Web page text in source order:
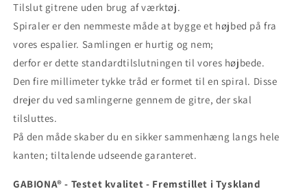
Tilslut gitrene uden brug af værktøj.
Spiraler er den nemmeste måde at bygge et højbed på fra
vores espalier. Samlingen er hurtig og nem;
derfor er dette standardtilslutningen til vores højbede.
Den fire millimeter tykke tråd er formet til en spiral. Disse
drejer du ved samlingerne gennem de gitre, der skal
tilsluttes.
På den måde skaber du en sikker sammenhæng langs hele
kanten; tiltalende udseende garanteret.
GABIONA® - Testet kvalitet - Fremstillet i Tyskland